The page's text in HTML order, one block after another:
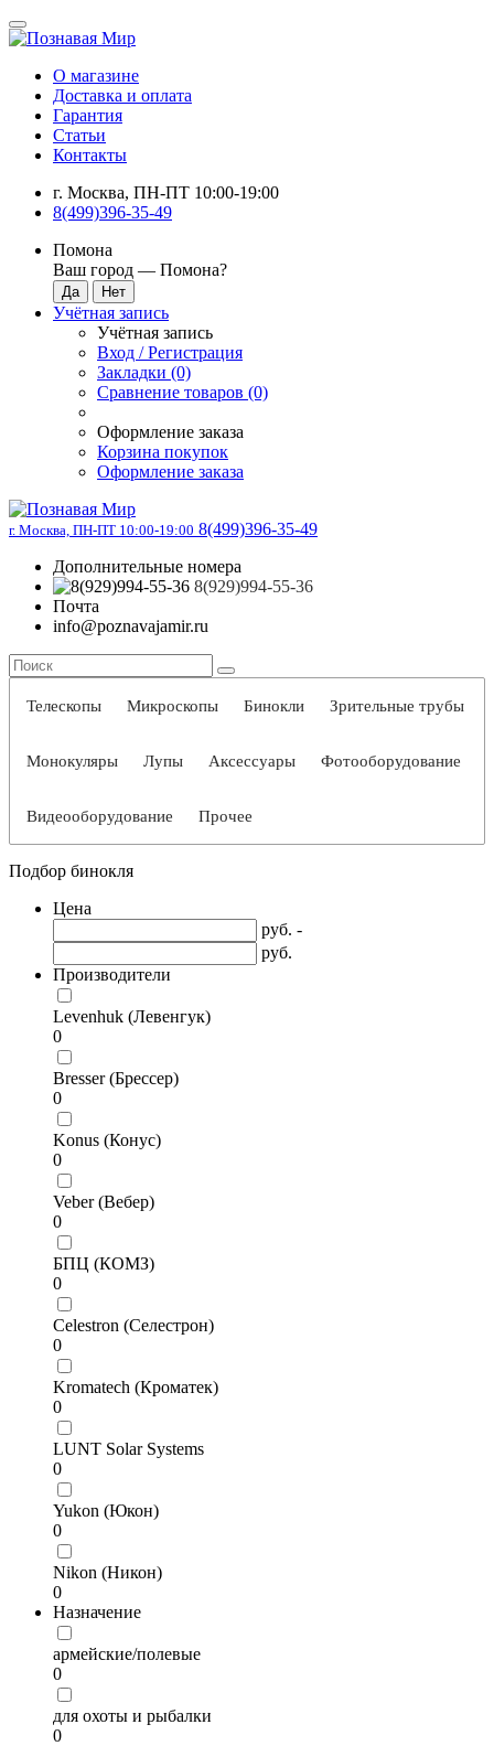
О магазине
Доставка и оплата
Гарантия
Статьи
Контакты
г. Москва, ПН-ПТ 10:00-19:00
8(499)396-35-49
Помона
Ваш город — Помона?
Учётная запись
Учётная запись
Вход / Регистрация
Закладки (0)
Сравнение товаров (0)
Оформление заказа
Корзина покупок
Оформление заказа
г. Москва, ПН-ПТ 10:00-19:00 8(499)396-35-49
Дополнительные номера
8(929)994-55-36
Почта
info@poznavajamir.ru
Телескопы Микроскопы Бинокли Зрительные трубы
Монокуляры Лупы Аксессуары Фотооборудование
Видеооборудование Прочее
Подбор бинокля
Цена
руб. -
руб.
Производители
Levenhuk (Левенгук)
0
Bresser (Брессер)
0
Konus (Конус)
0
Veber (Вебер)
0
БПЦ (КОМЗ)
0
Celestron (Селестрон)
0
Kromatech (Кроматек)
0
LUNT Solar Systems
0
Yukon (Юкон)
0
Nikon (Никон)
0
Назначение
армейские/полевые
0
для охоты и рыбалки
0